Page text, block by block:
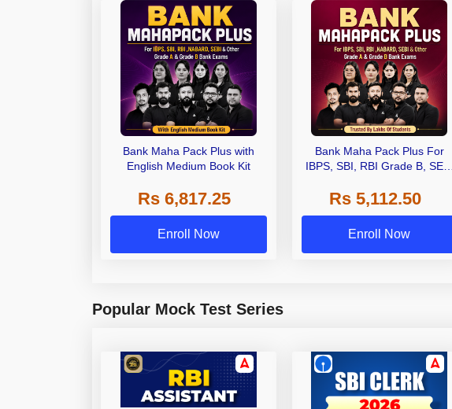
Bank Maha Pack Plus with
English Medium Book Kit
Rs 6,817.25
Enroll Now
Bank Maha Pack Plus For
IBPS, SBI, RBI Grade B, SEBI
Other Grade A & Grade B Bank
Exams
Rs 5,112.50
Enroll Now
Popular Mock Test Series